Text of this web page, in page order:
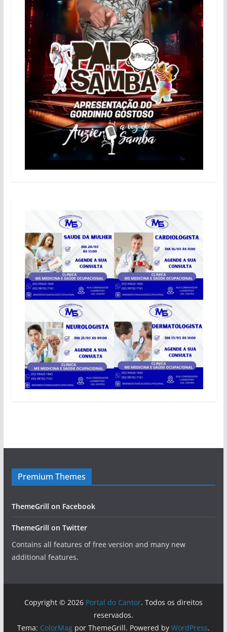
Premium Themes
ThemeGrill on Facebook
ThemeGrill on Twitter
Contains all features of free version and many new
additional features.
Copyright © 2026 Portal do Cantor. Todos os direitos
reservados.
Tema: ColorMagpor ThemeGrill. Powered by WordPress.